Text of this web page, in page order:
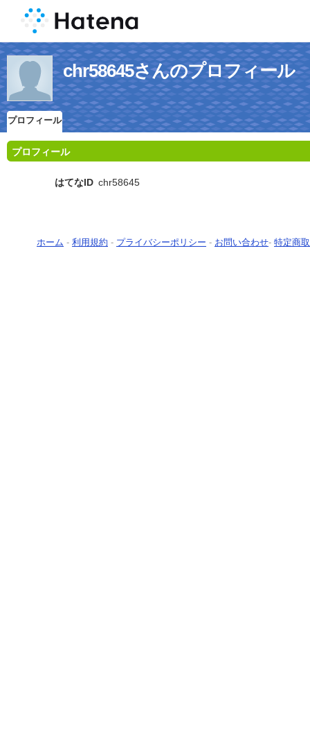
chr58645さんのプロフィール
プロフィール
プロフィール
はてなID chr58645
ホーム - 利用規約 - プライバシーポリシー - お問い合わせ- 特定商